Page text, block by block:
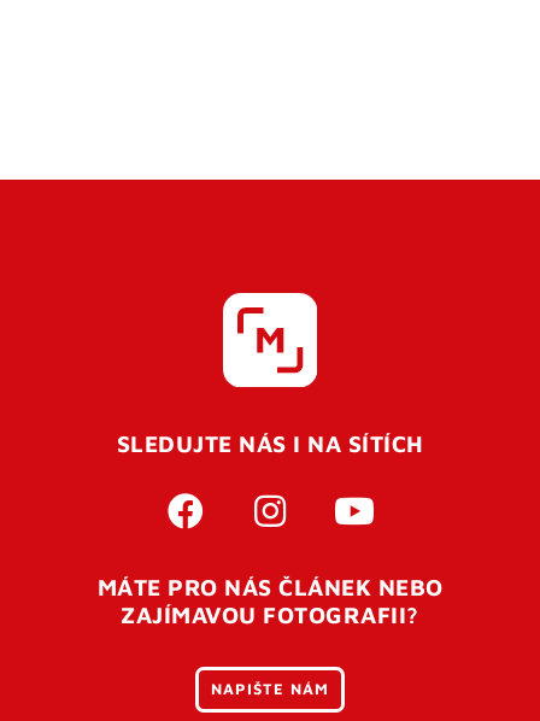
SLEDUJTE NÁS I NA SÍTÍCH
MÁTE PRO NÁS ČLÁNEK NEBO
ZAJÍMAVOU FOTOGRAFII?
NAPIŠTE NÁM